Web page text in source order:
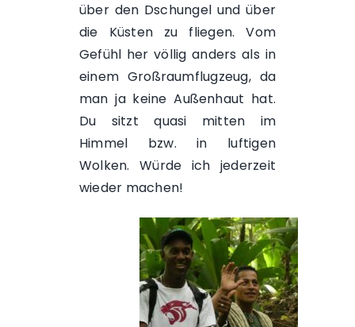
über den Dschungel und über
die Küsten zu fliegen. Vom
Gefühl her völlig anders als in
einem Großraumflugzeug, da
man ja keine Außenhaut hat.
Du sitzt quasi mitten im
Himmel bzw. in luftigen
Wolken. Würde ich jederzeit
wieder machen!